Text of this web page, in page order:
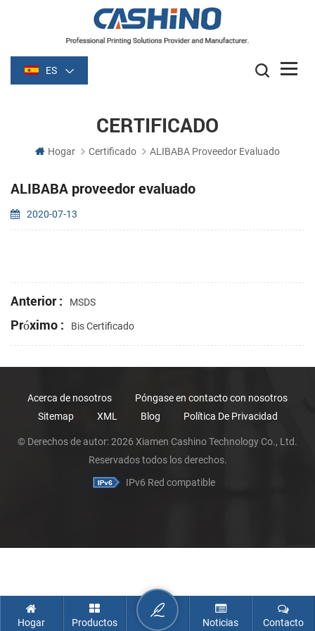
ES
CERTIFICADO
Hogar Certificado ALIBABA Proveedor Evaluado
ALIBABA proveedor evaluado
2020-07-13
Anterior : MSDS
Próximo : Bis Certificado
Acerca de nosotros
Póngase en contacto con nosotros
Sitemap
XML Blog Política De Privacidad
© Derechos de autor: 2026 Xiamen Cashino Technology Co., Ltd.
Reservados todos los derechos.
IPv6 Red compatible
Hogar Productos Noticias Contacto